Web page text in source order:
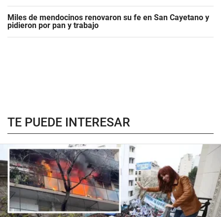
Miles de mendocinos renovaron su fe en San Cayetano y
pidieron por pan y trabajo
TE PUEDE INTERESAR